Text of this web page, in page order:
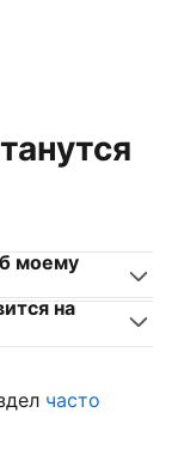
моему
на
часто